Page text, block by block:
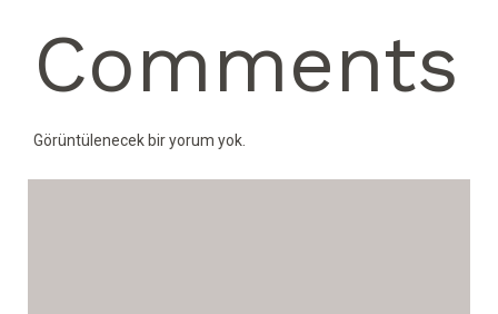
Comments
Görüntülenecek bir yorum yok.